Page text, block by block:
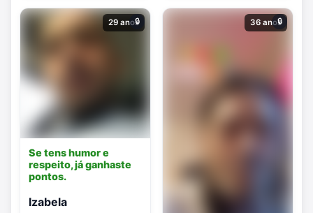
29 anos
🔒
Se tens humor e
respeito, já ganhaste
pontos.
Izabela
36 anos
🔒